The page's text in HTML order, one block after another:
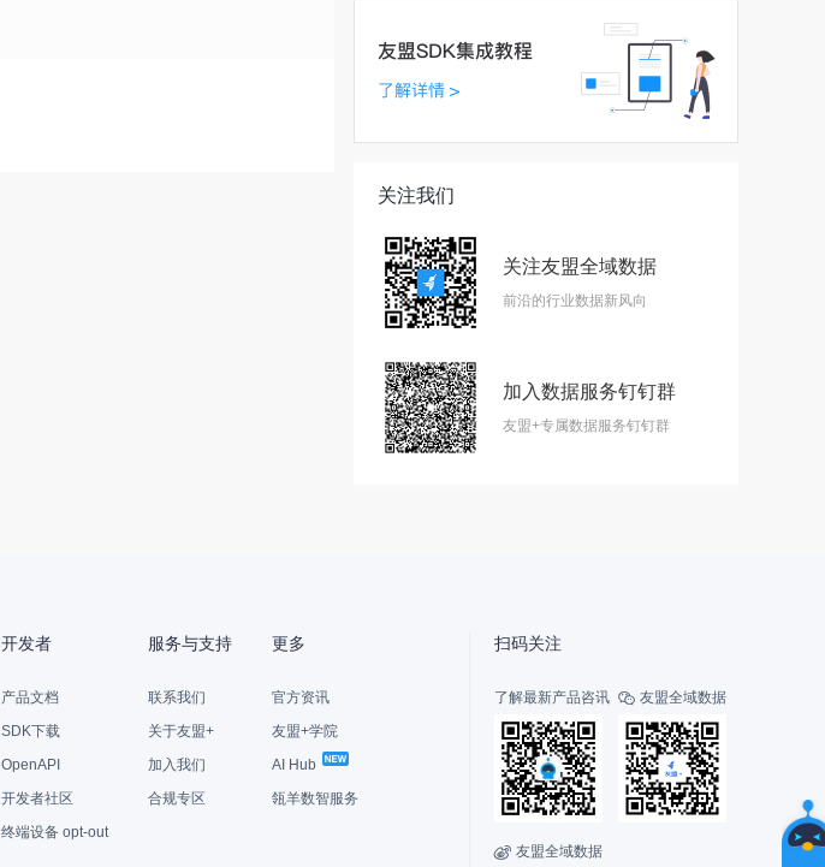
关注我们
关注友盟全域数据
前沿的行业数据新风向
加入数据服务钉钉群
友盟+专属数据服务钉钉群
扫码关注
了解最新产品咨讯  友盟全域数据
 友盟全域数据
开发者
产品文档
SDK下载
OpenAPI
开发者社区
终端设备 opt-out
服务与支持
联系我们
关于友盟+
加入我们
合规专区
更多
官方资讯
友盟+学院
AI Hub
瓴羊数智服务
您
的